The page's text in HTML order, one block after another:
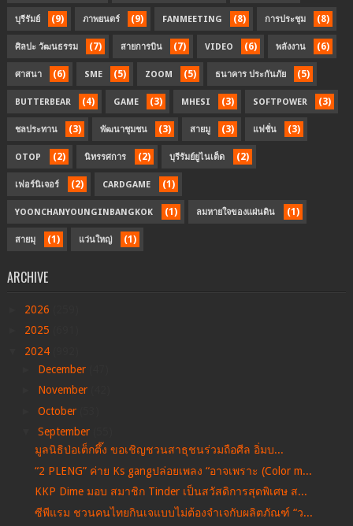
บุรีรัมย์ (9) ภาพยนตร์ (9) FANMEETING (8) การประชุม (8)
ศิลปะ วัฒนธรรม (7) สายการบิน (7) VIDEO (6) พลังงาน (6)
ศาสนา (6) SME (5) ZOOM (5) ธนาคาร ประกันภัย (5)
BUTTERBEAR (4) GAME (3) MHESI (3) SOFTPOWER (3)
ชลประทาน (3) พัฒนาชุมชน (3) สายมู (3) แฟชั่น (3)
OTOP (2) นิทรรศการ (2) บุรีรัมย์ยูไนเต็ด (2)
เฟอร์นิเจอร์ (2) CARDGAME (1)
YOONCHANYOUNGINBANGKOK (1) ลมหายใจของแผ่นดิน (1)
สายมุ (1) แว่นใหญ่ (1)
ARCHIVE
2026
2025
2024
December
November
October
September
มูลนิธิป่อเต็กตึ๊ง ขอเชิญชวนสาธุชนร่วมถือศีล อิ่มบ...
“2 PLENG” ค่าย Ks gangปล่อยเพลง “อาจเพราะ (Color m...
KKP Dime มอบ สมาชิก Tinder เป็นสวัสดิการสุดพิเศษ ส...
ซีพีแรม ชวนคนไทยกินเจแบบไม่ต้องจำเจกับผลิตภัณฑ์ “ว...